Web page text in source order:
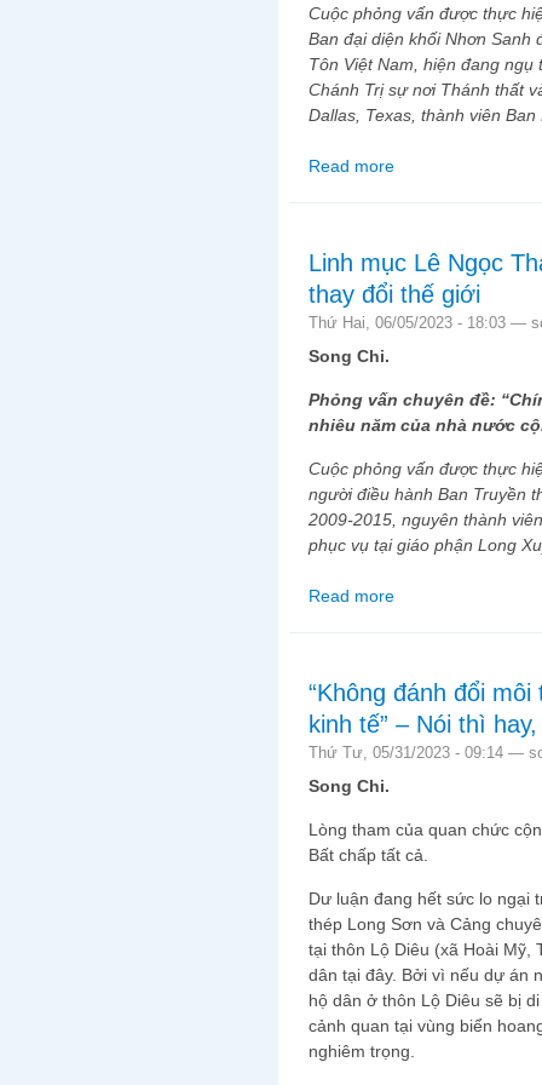
Cuộc phỏng vấn được thực
Ban đại diện khối Nhơn Sanh
Tôn Việt Nam, hiện đang
Chánh Trị sự nơi Thánh thất
Dallas, Texas, thành viên
Read more
Linh mục Lê Ngọc
thay đổi thế giới
Thứ Hai, 06/05/2023 - 18:03 —
Song Chi.
Phỏng vấn chuyên đề:
nhiêu năm của nhà nước
Cuộc phỏng vấn được thực
người điều hành Ban Truyền
2009-2015, nguyên thành
phục vụ tại giáo phận Long
Read more
“Không đánh đổi
kinh tế” – Nói thì
Thứ Tư, 05/31/2023 - 09:14 —
Song Chi.
Lòng tham của quan chức
Bất chấp tất cả.
Dư luận đang hết sức lo ngại
thép Long Sơn và Cảng
tại thôn Lộ Diêu (xã Hoài
dân tại đây. Bởi vì nếu dự án
hộ dân ở thôn Lộ Diêu sẽ bị
cảnh quan tại vùng biển
nghiêm trọng.